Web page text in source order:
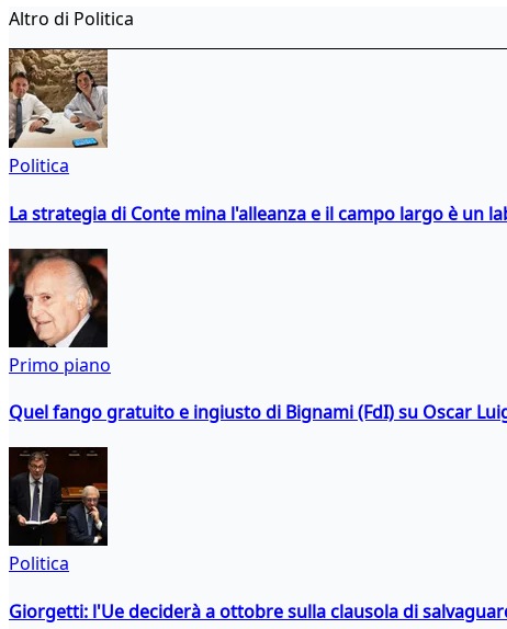
Altro di Politica
Politica
La strategia di Conte mina l'alleanza e il campo largo è un
Primo piano
Quel fango gratuito e ingiusto di Bignami (FdI) su Oscar
Politica
Giorgetti: l'Ue deciderà a ottobre sulla clausola di